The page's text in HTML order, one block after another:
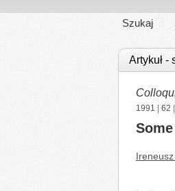
Szukaj
Artykuł -
1991 62
Ireneusz